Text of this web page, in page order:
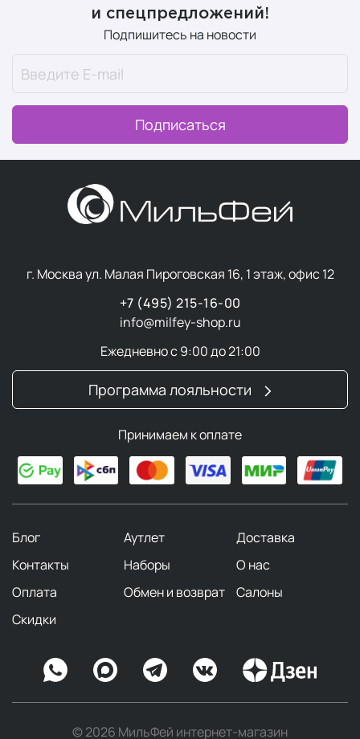
и спецпредложений!
Подпишитесь на новости
Подписаться
г. Москва ул. Малая Пироговская 16, 1 этаж, офис 12
+7 (495) 215-16-00
info@milfey-shop.ru
Ежедневно с 9:00 до 21:00
Программа лояльности
Принимаем к оплате
Блог Аутлет
Доставка
Контакты
Наборы
О нас
Оплата
Обмен и возврат
Салоны
Скидки
© 2026 МильФей интернет-магазин